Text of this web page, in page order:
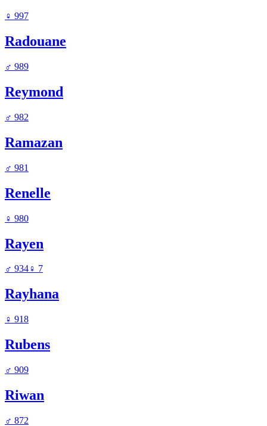
♀ 997
Radouane
♂ 989
Reymond
♂ 982
Ramazan
♂ 981
Renelle
♀ 980
Rayen
♂ 934♀ 7
Rayhana
♀ 918
Rubens
♂ 909
Riwan
♂ 872